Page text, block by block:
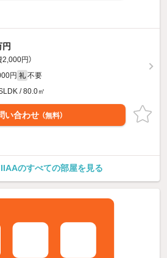
円
2,000円）
円 礼 不要
/ 80.0㎡
い合わせ （無料）
のすべての部屋を見る